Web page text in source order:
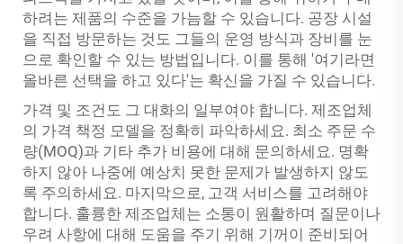
하려는 제품의 수준을 가늠할 수 있습니다. 공장 시설
을 직접 방문하는 것도 그들의 운영 방식과 장비를 눈
으로 확인할 수 있는 방법입니다. 이를 통해 '여기라면
올바른 선택을 하고 있다'는 확신을 가질 수 있습니다.
가격 및 조건도 그 대화의 일부여야 합니다. 제조업체
의 가격 책정 모델을 정확히 파악하세요. 최소 주문 수
량(MOQ)과 기타 추가 비용에 대해 문의하세요. 명확
하지 않아 나중에 예상치 못한 문제가 발생하지 않도
록 주의하세요. 마지막으로, 고객 서비스를 고려해야
합니다. 훌륭한 제조업체는 소통이 원활하며 질문이나
우려 사항에 대해 도움을 주기 위해 기꺼이 준비되어